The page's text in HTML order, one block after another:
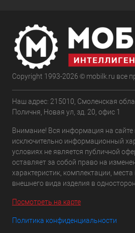
Copyright 1993-2026 © mobilk.ru все
Наш адрес: 215010, Смоленская
Поличня, Новая ул, зд. 20, офис 1
Внимание! Вся информация на сайте
исключительно информационный
условиях не является публичной
оставляет за собой право на
характеристик, комплектации,
внешнего вида изделия в
Посмотреть на карте
Политика конфиденциальности